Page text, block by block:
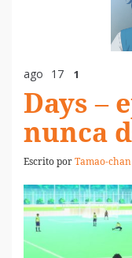
ago 17 1
Days –
nunca
Escrito porTamao-chan